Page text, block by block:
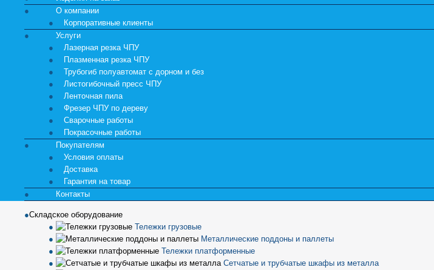
О компании
Корпоративные клиенты
Услуги
Лазерная резка ЧПУ
Плазменная резка ЧПУ
Трубогиб полуавтомат с дорном и без
Листогибочный пресс ЧПУ
Ленточная пила
Фрезер ЧПУ по дереву
Сварочные работы
Покрасочные работы
Покупателям
Условия оплаты
Доставка
Гарантия на товар
Контакты
Складское оборудование
Тележки грузовые
Металлические поддоны и паллеты
Тележки платформенные
Сетчатые и трубчатые шкафы из металла